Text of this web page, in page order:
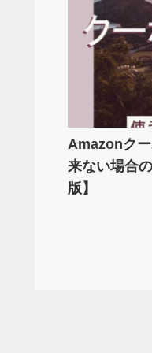
Amazonク
来ない場合
版】